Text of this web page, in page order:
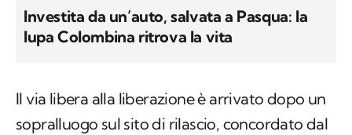
Investita da un’auto, salvata a Pasqua: la
lupa Colombina ritrova la vita
Il via libera alla liberazione è arrivato dopo un
sopralluogo sul sito di rilascio, concordato dal